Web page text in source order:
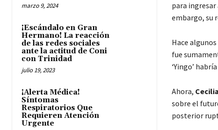
marzo 9, 2024
¡Escándalo en Gran
Hermano! La reacción
de las redes sociales
ante la actitud de Coni
con Trinidad
julio 19, 2023
¡Alerta Médica!
Síntomas
Respiratorios Que
Requieren Atención
Urgente
para ingresar
embargo, su
Hace
fue
‘Yingo’
Ahora,
sobre el
posterior